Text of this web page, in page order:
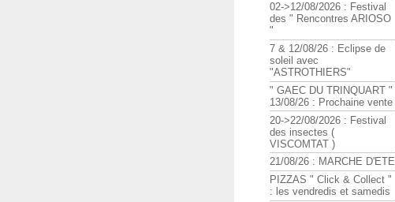
02->12/08/2026 : Festival
des " Rencontres ARIOSO
"
7 & 12/08/26 : Eclipse de
soleil avec
"ASTROTHIERS"
" GAEC DU TRINQUART "
13/08/26 : Prochaine vente
20->22/08/2026 : Festival
des insectes (
VISCOMTAT )
21/08/26 : MARCHE D'ETE
PIZZAS " Click & Collect "
: les vendredis et samedis